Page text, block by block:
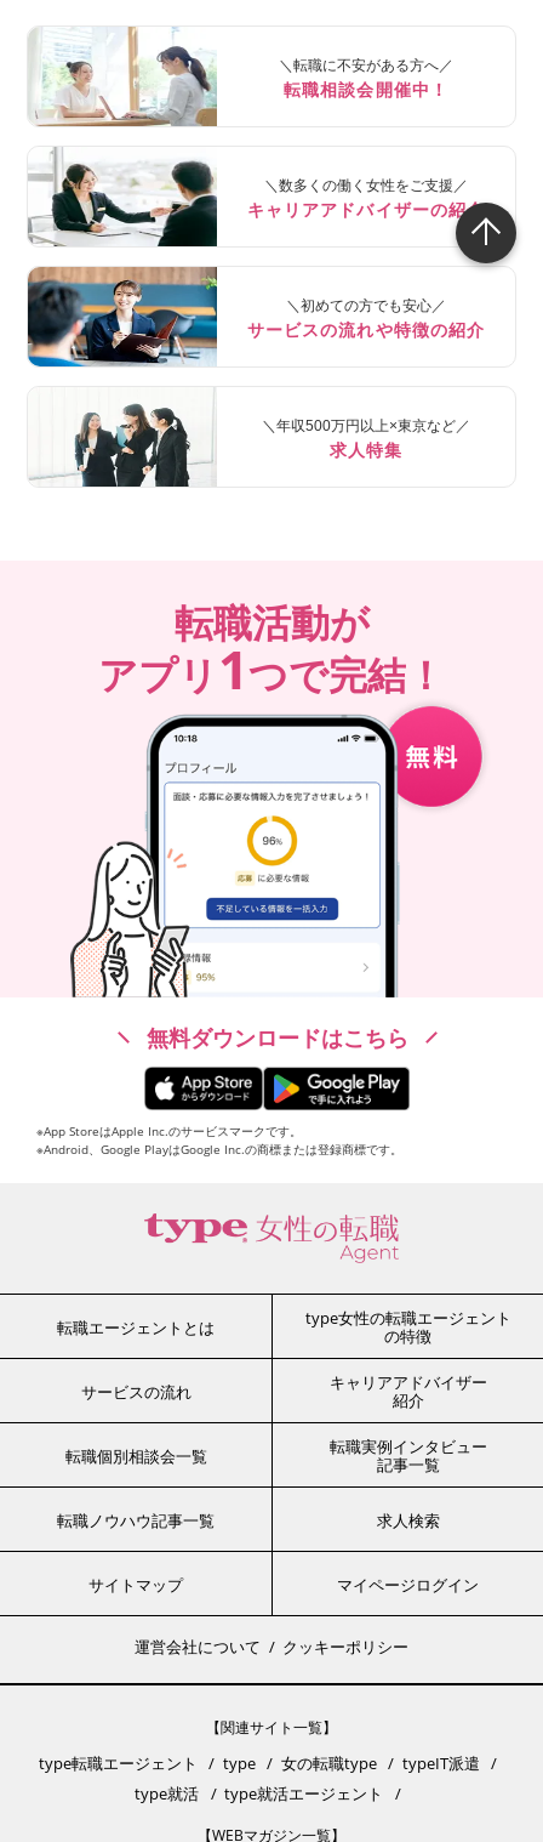
＼転職に不安がある方へ／
転職相談会開催中！
＼数多くの働く女性をご支援／
キャリアアドバイザーの紹介
＼初めての方でも安心／
サービスの流れや特徴の紹介
＼年収500万円以上×東京など／
求人特集
転職活動が
アプリ 1つで完結！
無料ダウンロードはこちら
※App StoreはApple Inc.のサービスマークです。
※Android、Google PlayはGoogle Inc.の商標または登録商標です。
転職エージェントとは
type女性の転職エージェント
の特徴
サービスの流れ
キャリアアドバイザー
紹介
転職個別相談会一覧
転職実例インタビュー
記事一覧
転職ノウハウ記事一覧 求人検索
サイトマップ マイページログイン
運営会社について クッキーポリシー
【関連サイト一覧】
type転職エージェント type 女の転職type
typeIT派遣
type就活
type就活エージェント
【WEBマガジン一覧】